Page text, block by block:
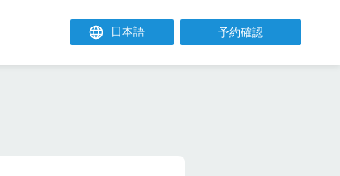
予約確認